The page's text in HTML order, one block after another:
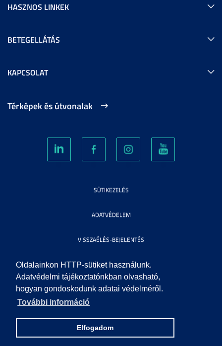
Oldalainkon HTTP-sütiket használunk.
Adatvédelmi tájékoztatónkban olvasható,
hogyan gondoskodunk adatai védelméről.
További információ
Elfogadom
HASZNOS LINKEK
BETEGELLÁTÁS
KAPCSOLAT
Térképek és útvonalak
SÜTIKEZELÉS
ADATVÉDELEM
VISSZAÉLÉS-BEJELENTÉS
KÖZÉRDEKŰ ADATOK
IMPRESSZUM